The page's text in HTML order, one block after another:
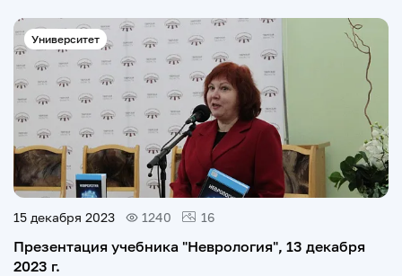
Университет
15 декабря 2023 1240 16
Презентация учебника "Неврология", 13 декабря
2023 г.